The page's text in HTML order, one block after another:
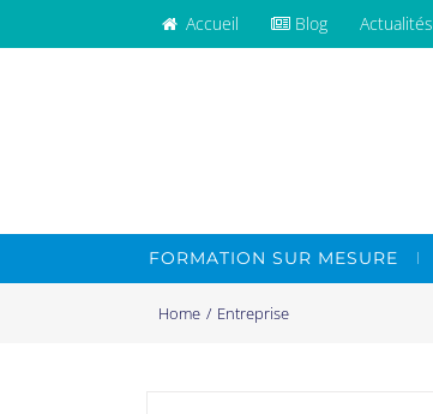
Accueil Blog Actualités
FORMATION SUR MESURE
Home / Entreprise